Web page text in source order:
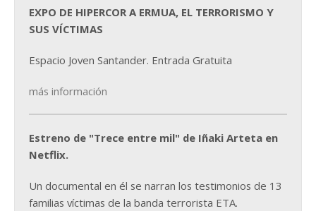
EXPO DE HIPERCOR A ERMUA, EL TERRORISMO Y
SUS VÍCTIMAS
Espacio Joven Santander. Entrada Gratuita
más información
Estreno de "Trece entre mil" de Iñaki Arteta en
Netflix.
Un documental en él se narran los testimonios de 13
familias víctimas de la banda terrorista ETA.